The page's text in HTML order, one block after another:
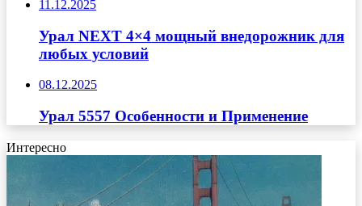
11.12.2025
Урал NEXT 4×4 мощный внедорожник для
любых условий
08.12.2025
Урал 5557 Особенности и Применение
Интересно